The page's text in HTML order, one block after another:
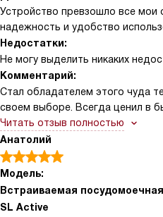
Устройство превзошло все мои
надежность и удобство
Недостатки:
Не могу выделить никаких
Комментарий:
Стал обладателем этого чуда
своем выборе. Всегда ценил в
функциональность, и в этом
удовлетворены.
Начну с того, что устройство
проводить время с семьей или
Никакого шума, лишь легкий
Читать отзыв полностью
Анатолий
Модель:
Встраиваемая
SL Active